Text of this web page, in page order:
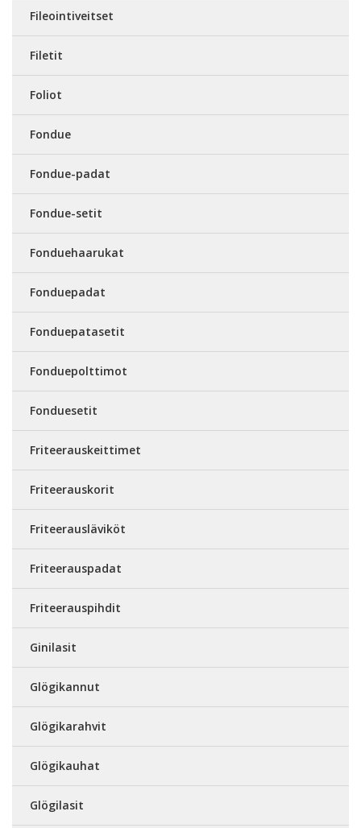
Fileointiveitset
Filetit
Foliot
Fondue
Fondue-padat
Fondue-setit
Fonduehaarukat
Fonduepadat
Fonduepatasetit
Fonduepolttimot
Fonduesetit
Friteerauskeittimet
Friteerauskorit
Friteerausläviköt
Friteerauspadat
Friteerauspihdit
Ginilasit
Glögikannut
Glögikarahvit
Glögikauhat
Glögilasit